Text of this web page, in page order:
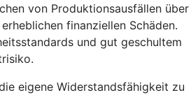
von Produktionsausfällen über
finanziellen Schäden.
und gut geschultem
eigene Widerstandsfähigkeit zu